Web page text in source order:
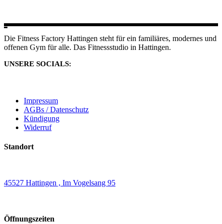
Die Fitness Factory Hattingen steht für ein familiäres, modernes und
offenen Gym für alle. Das Fitnessstudio in Hattingen.
UNSERE SOCIALS:
Impressum
AGBs / Datenschutz
Kündigung
Widerruf
Standort
45527 Hattingen , Im Vogelsang 95
Öffnungszeiten